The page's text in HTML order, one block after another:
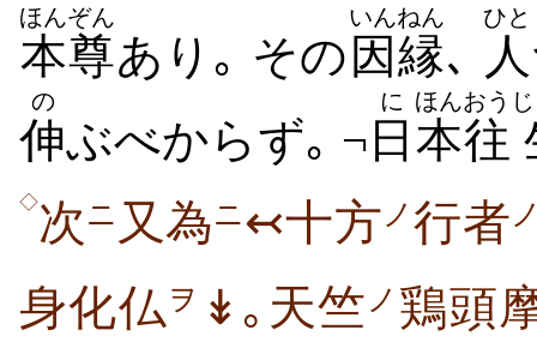
本尊
ほんぞん
あり｡ その 因縁
いんねん
､ 人
ひと
伸
の
ぶべからず｡ ¬ 日
に
本
ほん
往
おう
◇次 ニ 又為ニ↢十方 ノ 行者
身化仏ヲ ↡｡天竺 ノ 鶏頭